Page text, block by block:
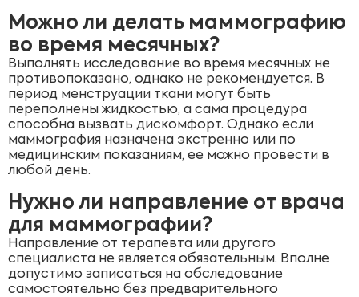
Можно ли делать маммографию
во время месячных?
Выполнять исследование во время месячных не
противопоказано, однако не рекомендуется. В
период менструации ткани могут быть
переполнены жидкостью, а сама процедура
способна вызвать дискомфорт. Однако если
маммография назначена экстренно или по
медицинским показаниям, ее можно провести в
любой день.
Нужно ли направление от врача
для маммографии?
Направление от терапевта или другого
специалиста не является обязательным. Вполне
допустимо записаться на обследование
самостоятельно без предварительного